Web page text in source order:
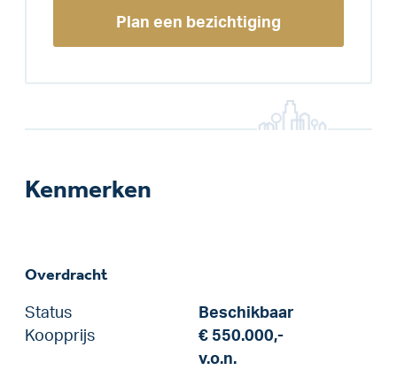
Plan een bezichtiging
Kenmerken
Overdracht
Status
Beschikbaar
Koopprijs
€ 550.000,-
v.o.n.